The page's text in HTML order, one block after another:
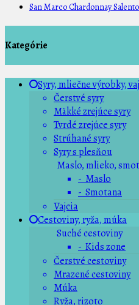
San Marco Chardonnay
Kategórie
Syry, mliečne výrobky,
Čerstvé syry
Mäkké zrejúce syry
Tvrdé zrejúce syry
Strúhané syry
Syry s plesňou
Maslo, mlieko,
- Maslo
- Smotana
Vajcia
Cestoviny, ryža, múka
Suché cestoviny
- Kids zone
Čerstvé cestoviny
Mrazené cestoviny
Múka
Ryža, rizoto